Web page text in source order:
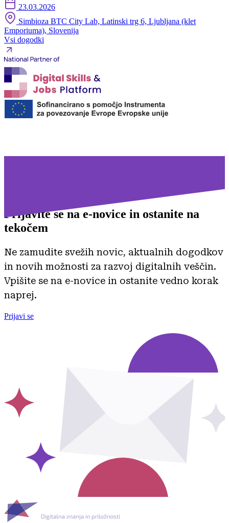
23.03.2026
Simbioza BTC City Lab, Latinski trg 6, Ljubljana (klet
Emporiuma), Slovenija
Vsi dogodki
Prijavite se na e-novice in ostanite na
tekočem
Ne zamudite svežih novic, aktualnih dogodkov
in novih možnosti za razvoj digitalnih veščin.
Vpišite se na e-novice in ostanite vedno korak
naprej.
Prijavi se